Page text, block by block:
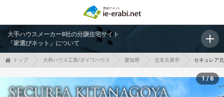
大手ハウスメーカー8社の分譲住宅サイト
「家選びネット」について
トップ 大和ハウス工業/ダイワハウス 愛知県 北名古屋市 セキュレア
1 / 6